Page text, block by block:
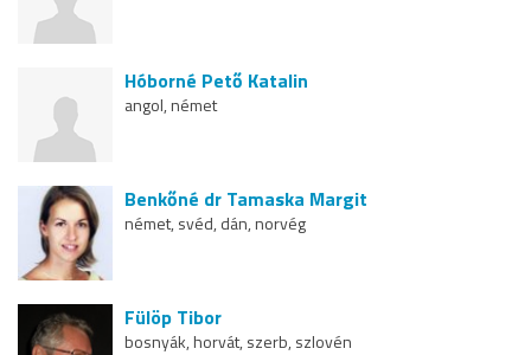
Hóborné Pető Katalin
angol, német
Benkőné dr Tamaska Margit
német, svéd, dán, norvég
Fülöp Tibor
bosnyák, horvát, szerb, szlovén